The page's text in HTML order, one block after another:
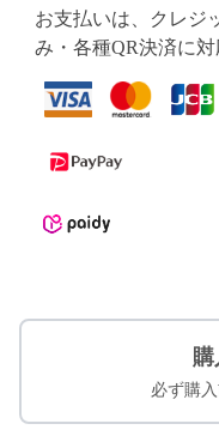
お支払いは、クレジ
み・各種QR決済に対
必ず購